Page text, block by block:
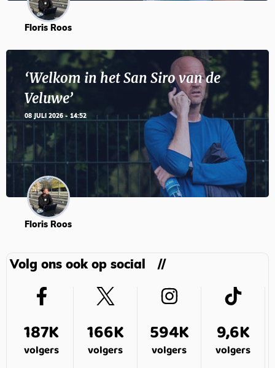
Floris Roos
‘Welkom in het San Siro van de
Veluwe’
08 JULI 2026 - 14:52
Floris Roos
Volg ons ook op social
187K
volgers
166K
volgers
594K
volgers
9,6K
volgers